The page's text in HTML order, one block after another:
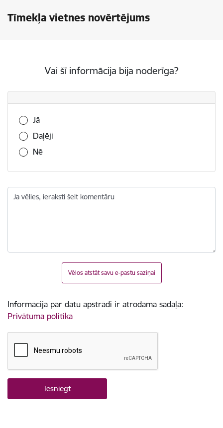
Tīmekļa vietnes novērtējums
Vai šī informācija bija noderīga?
Vai šī informācija bija noderīga?
Jā
Daļēji
Nē
Ja vēlies, ieraksti šeit komentāru
Vēlos atstāt savu e-pastu saziņai
Informācija par datu apstrādi ir atrodama sadaļā:
Privātuma politika